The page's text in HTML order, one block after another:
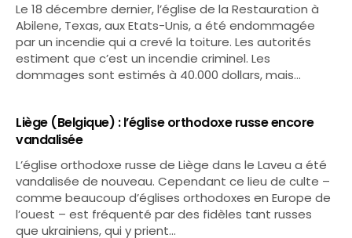
Le 18 décembre dernier, l’église de la Restauration à
Abilene, Texas, aux Etats-Unis, a été endommagée
par un incendie qui a crevé la toiture. Les autorités
estiment que c’est un incendie criminel. Les
dommages sont estimés à 40.000 dollars, mais…
Liège (Belgique) : l’église orthodoxe russe encore
vandalisée
L’église orthodoxe russe de Liège dans le Laveu a été
vandalisée de nouveau. Cependant ce lieu de culte –
comme beaucoup d’églises orthodoxes en Europe de
l’ouest – est fréquenté par des fidèles tant russes
que ukrainiens, qui y prient…